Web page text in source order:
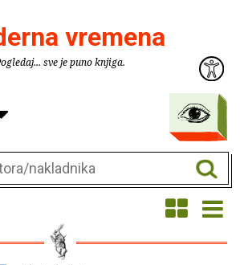
vremena
sve je puno knjiga.